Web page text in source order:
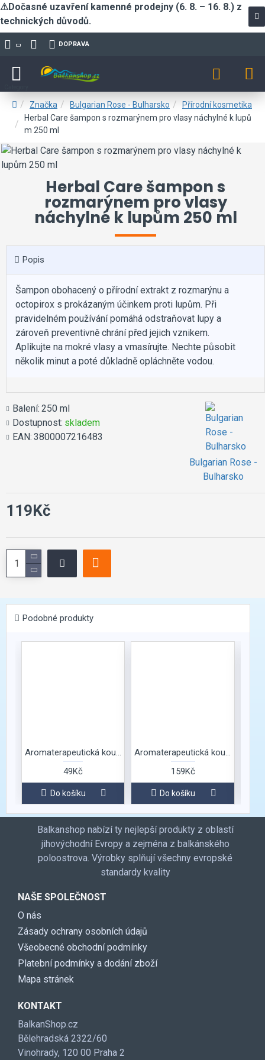
⚠Dočasné uzavření kamenné prodejny (6. 8. – 16. 8.) z
technických důvodů.
DOPRAVA
Značka Bulgarian Rose - Bulharsko
Přírodní kosmetika
Herbal Care šampon s rozmarýnem pro vlasy náchylné k lupů
m 250 ml
Herbal Care šampon s
rozmarýnem pro vlasy
náchylné k lupům 250 ml
Popis
Šampon obohacený o přírodní extrakt z rozmarýnu a
octopirox s prokázaným účinkem proti lupům. Při
pravidelném používání pomáhá odstraňovat lupy a
zároveň preventivně chrání před jejich vznikem.
Aplikujte na mokré vlasy a vmasírujte. Nechte působit
několik minut a poté důkladně opláchněte vodou.
Balení: 250 ml
Dostupnost: skladem
EAN: 3800007216483
Bulgarian Rose -
Bulharsko
119Kč
Podobné produkty
Aromaterapeutická koupelová sůl s vůní růže
49Kč
Do košíku
Aromaterapeutická koupelová sůl s vůní růže
159Kč
Do košíku
Balkanshop nabízí ty nejlepší produkty z oblastí
jihovýchodní Evropy a zejména z balkánského
poloostrova. Výrobky splňují všechny evropské
standardy kvality
NAŠE SPOLEČNOST
O nás
Zásady ochrany osobních údajů
Všeobecné obchodní podmínky
Platební podmínky a dodání zboží
Mapa stránek
KONTAKT
BalkanShop.cz
Bělehradská 2322/60
Vinohrady, 120 00 Praha 2